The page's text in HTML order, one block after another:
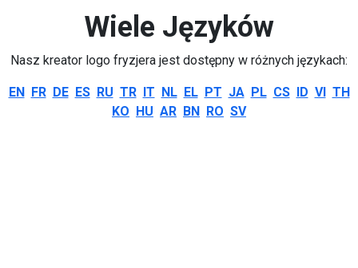
Wiele Języków
Nasz kreator logo fryzjera jest dostępny w różnych językach:
EN FR DE ES RU TR IT NL EL PT JA PL CS ID VI TH
KO HU AR BN RO SV